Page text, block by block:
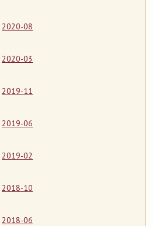
2020-08
2020-03
2019-11
2019-06
2019-02
2018-10
2018-06